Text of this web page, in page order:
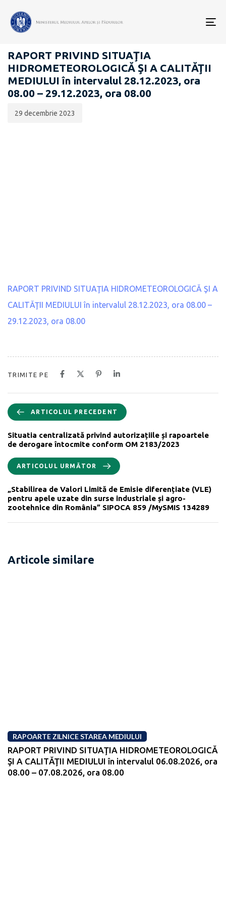
RAPOARTE ZILNICE STAREA MEDIULUI
RAPORT PRIVIND SITUAŢIA
HIDROMETEOROLOGICĂ ŞI A CALITĂŢII
MEDIULUI în intervalul 28.12.2023, ora
08.00 – 29.12.2023, ora 08.00
publicării:
29 decembrie 2023
RAPORT PRIVIND SITUAŢIA HIDROMETEOROLOGICĂ ŞI A
CALITĂŢII MEDIULUI în intervalul 28.12.2023, ora 08.00 –
29.12.2023, ora 08.00
TRIMITE PE
ARTICOLUL PRECEDENT
Situatia centralizată privind autorizațiile și rapoartele
de derogare întocmite conform OM 2183/2023
ARTICOLUL URMĂTOR
„Stabilirea de Valori Limită de Emisie diferențiate (VLE)
pentru apele uzate din surse industriale și agro-
zootehnice din România” SIPOCA 859 /MySMIS 134289
Articole similare
RAPOARTE ZILNICE STAREA MEDIULUI
RAPORT PRIVIND SITUAŢIA HIDROMETEOROLOGICĂ
ŞI A CALITĂŢII MEDIULUI în intervalul 06.08.2026, ora
08.00 – 07.08.2026, ora 08.00